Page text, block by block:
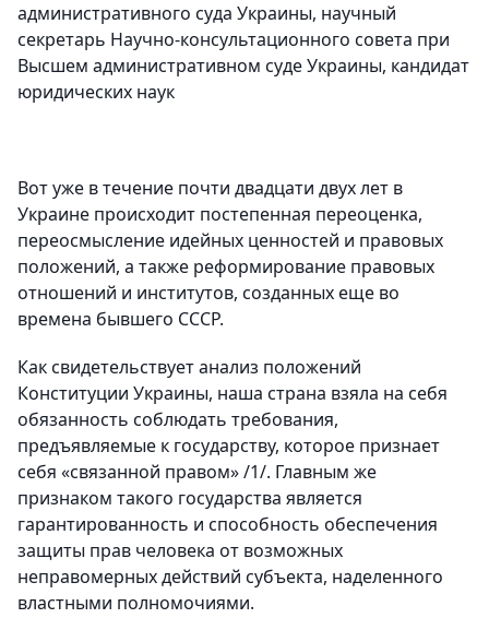
административного суда Украины, научный
секретарь Научно-консультационного совета при
Высшем административном суде Украины, кандидат
юридических наук
Вот уже в течение почти двадцати двух лет в
Украине происходит постепенная переоценка,
переосмысление идейных ценностей и правовых
положений, а также реформирование правовых
отношений и институтов, созданных еще во
времена бывшего СССР.
Как свидетельствует анализ положений
Конституции Украины, наша страна взяла на себя
обязанность соблюдать требования,
предъявляемые к государству, которое признает
себя «связанной правом» /1/. Главным же
признаком такого государства является
гарантированность и способность обеспечения
защиты прав человека от возможных
неправомерных действий субъекта, наделенного
властными полномочиями.